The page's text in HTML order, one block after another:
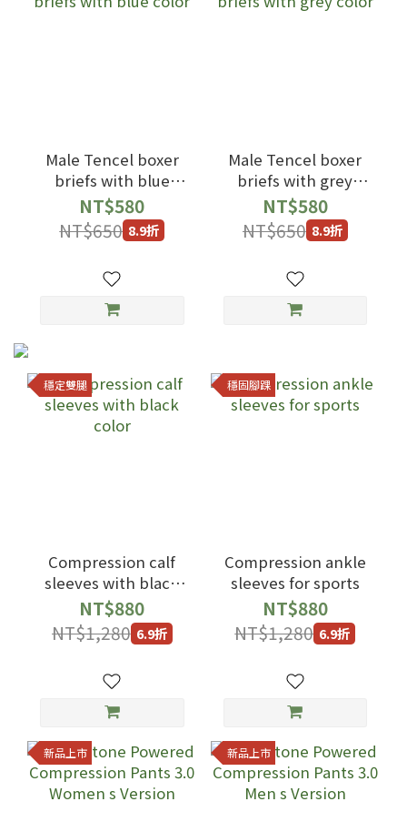
Male Tencel boxer
briefs with blue
color
NT$580
NT$650 8.9折
Male Tencel boxer
briefs with grey
color
NT$580
NT$650 8.9折
穩定雙腿
Compression calf
sleeves with black
color
NT$880
NT$1,280 6.9折
穩固腳踝
Compression ankle
sleeves for sports
NT$880
NT$1,280 6.9折
新品上市 新品上市